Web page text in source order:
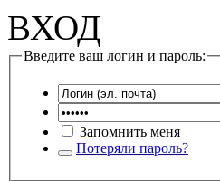
ВХОД
Введите ваш логин и пароль:
Запомнить меня
Потеряли пароль?